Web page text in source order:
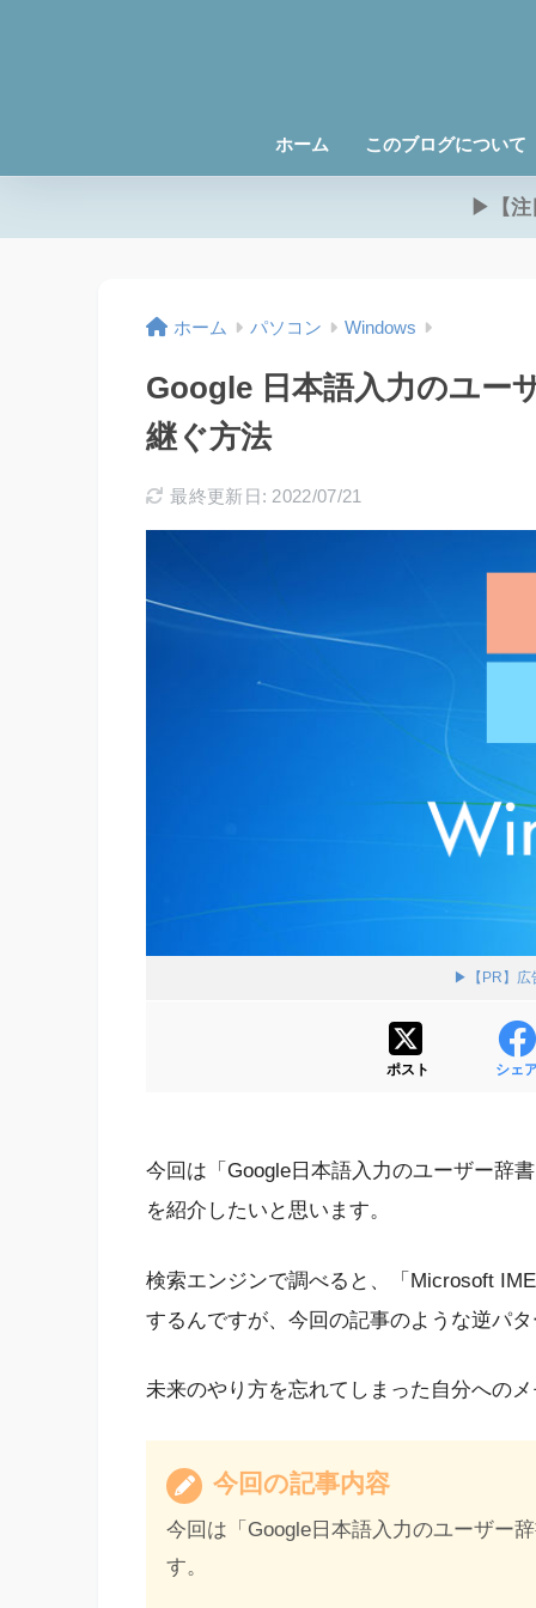
ホーム このブログについて
▶【注
ホーム パソコン Windows
Google 日本語入力のユー
継ぐ方法
最終更新日: 2022/07/21
▶【PR】広
ポスト シェ
今回は「Google日本語入力のユーザー辞
を紹介したいと思います。
検索エンジンで調べると、「Microsoft
するんですが、今回の記事のような逆パ
未来のやり方を忘れてしまった自分への
今回の記事内容
今回は「Google日本語入力のユーザー
す。